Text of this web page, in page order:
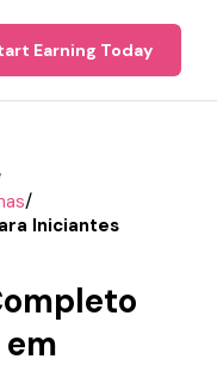
Earning Today
/
Iniciantes